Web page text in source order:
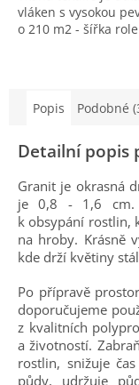
vláken s vysokou
o 210 m2 - šířka
Popis Podobné
Detailní popis
Granit je okrasná
je 0,8 - 1,6 cm.
k obsypání rostlin,
na hroby. Krásně
kde drží květiny
Po přípravě
doporučujeme
z kvalitních
a životností.
rostlin, snižuje
půdy, udržuje